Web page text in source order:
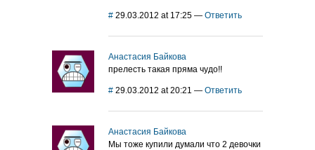
# 29.03.2012 at 17:25 — Ответить
Анастасия Байкова
прелесть такая пряма чудо!!
# 29.03.2012 at 20:21 — Ответить
Анастасия Байкова
Мы тоже купили думали что 2 девочки